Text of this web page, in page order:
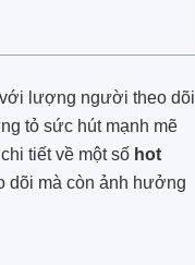
lượng người theo dõi
tỏ sức hút mạnh mẽ
tiết về một số hot
dõi mà còn ảnh hưởng